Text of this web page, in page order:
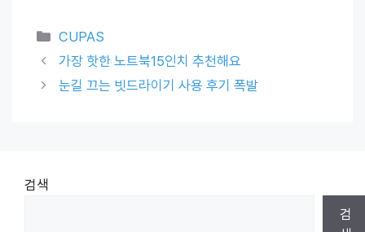
Categories
CUPAS
가장 핫한 노트북15인치 추천해요
눈길 끄는 빗드라이기 사용 후기 폭발
검색
검